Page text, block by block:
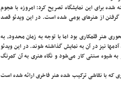
برای این نمایشگاه تصریح کرد: امروزه با هجوم
گرفتن از هنرهای بومی شده است. در این ویدئو قصد
هنر قلمکاری بود اما با توجه به زمان محدود، به
نیز در آن به نمایش گذاشته شوند. در این ویدئو
به شیوه سنتی کار می‌شود و نگاه هنری به آن کمرنگ
که با نقاشی ترکیب شده هنر فاخری ارائه شده است